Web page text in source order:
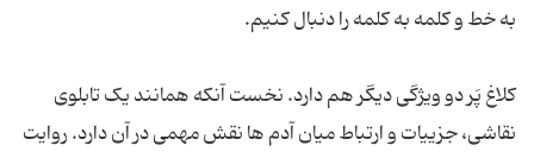
به خط و کلمه به کلمه را دنبال کنیم.
کلاغ پَر دو ویژگی دیگر هم دارد. نخست آنکه همانند یک تابلوی
نقاشی، جزییات و ارتباط میان آدم ها نقش مهمی در آن دارد. روایت